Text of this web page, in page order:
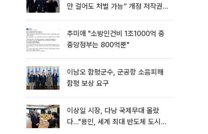
만 걸어도 처벌 가능” 개정 저작권
추미애 "소방인건비 1조1000억 중
중앙정부는 800억뿐"
이남오 함평군수, 군공항 소음피해
함평 보상 요구
이상일 시장, 다낭 국제무대 올랐
다…"용인, 세계 최대 반도체 도시